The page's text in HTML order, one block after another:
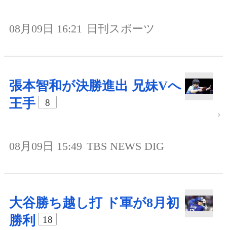
08月09日 16:21 日刊スポーツ
張本智和が決勝進出 兄妹Vへ
王手
8
08月09日 15:49 TBS NEWS DIG
大谷勝ち越し打 ド軍が8月初
勝利
18